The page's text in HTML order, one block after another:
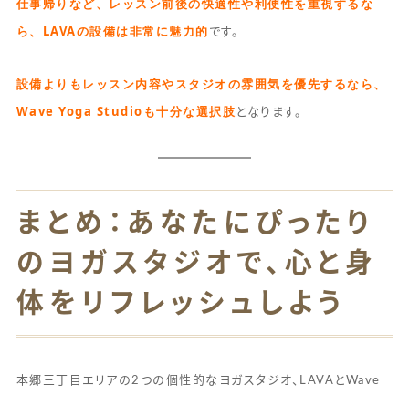
仕事帰りなど、レッスン前後の快適性や利便性を重視するな
ら、LAVAの設備は非常に魅力的 です。
設備よりもレッスン内容やスタジオの雰囲気を優先するなら、
Wave Yoga Studioも十分な選択肢 となります。
まとめ：あなたにぴったり
のヨガスタジオで、心と身
体をリフレッシュしよう
本郷三丁目エリアの2つの個性的なヨガスタジオ、LAVAとWave